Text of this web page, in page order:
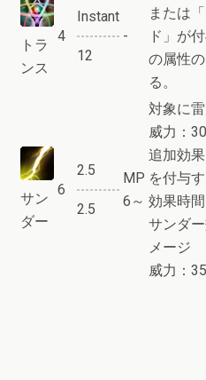
トラ
ンス
4
Instant
12
-
または
ド」が
の属性
る。
サン
ダー
6
2.5
2.5
MP
6～
対象に
威力：30
追加効
を付与
効果時
サンダ
メージ
威力：35